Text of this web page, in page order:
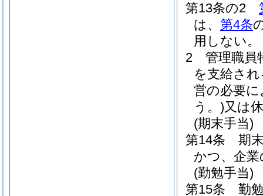
第13条の2
は、 第4条
用しない。
2
管理職員
を支給さ
営の必要
う。)又は
(期末手当)
第14条
期
かつ、企
(勤勉手当)
第15条
勤